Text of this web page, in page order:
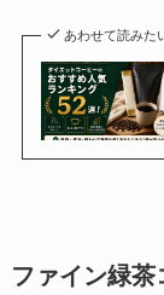
あわせて読みた
ファイン緑茶